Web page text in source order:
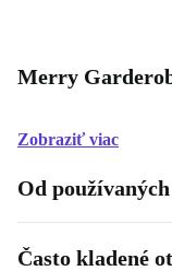
Merry
Zobraziť viac
Od
Často kladené